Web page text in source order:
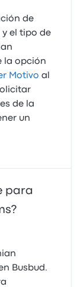
de
el tipo de
la opción
Motivo al
de la
un
para
Busbud.